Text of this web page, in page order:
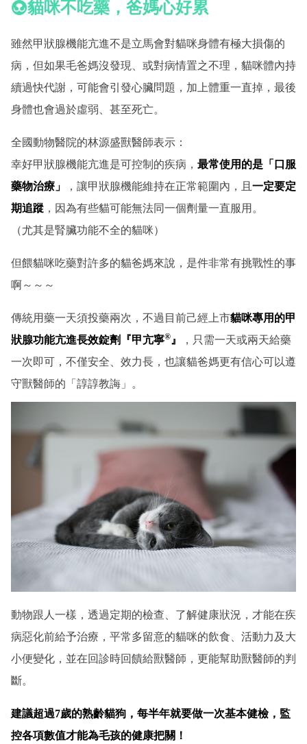
貓咪不吃藥，爸媽心好累
雖然甲狀腺機能亢進不是立馬會對貓咪身體有極大損傷的
病，但如果毛爸媽沒發現、或對病情置之不理，貓咪體內持
續過快代謝，可能會引發心臟問題，加上體重一直掉，最後
身體也會過於虛弱、甚至死亡。
全國動物醫院的林源盛獸醫師表示：
幸好甲狀腺機能亢進是可控制的疾病， 最常使用的是「口服
藥物治療」
，讓甲狀腺機能維持在正常範圍內，且 一定要定
期追蹤 ，因為有些貓可能無法同一個劑量一直服用。
（尤其是腎臟功能不全的貓咪）
但餵貓咪吃藥對許多的貓爸媽來說，是件非常有挑戰性的事
啊～～～
傳統用藥一天須投藥兩次，不過目前己經上市貓咪專用的甲
狀腺功能亢進長效錠劑『甲亢寧® 』
，只需一天或兩天給藥
一次即可，不僅安全、效力長，也讓貓爸媽更有信心可以遵
守獸醫師的「諄諄教誨」。
動物跟人一樣，透過定期的檢查、了解健康狀況，才能在疾
病惡化前給予治療，平常多留意的貓咪的飲食、活動力及大
小便變化，並在回診時回饋給獸醫師，更能幫助獸醫師的判
斷。
建議超過7歲的熟齡貓狗，每半年就要做一次基本健檢，監
控各項數值才能為毛孩的健康把關！